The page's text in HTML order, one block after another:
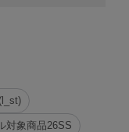
対象商品26SS